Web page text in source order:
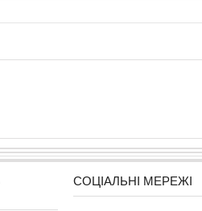
СОЦІАЛЬНІ МЕРЕЖІ